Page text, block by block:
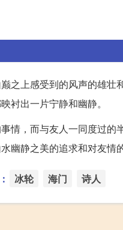
之上感受到的风声的雄壮
衬出一片宁静和幽静。
情，而与友人一同度过的
幽静之美的追求和对友情的
冰轮 海门 诗人